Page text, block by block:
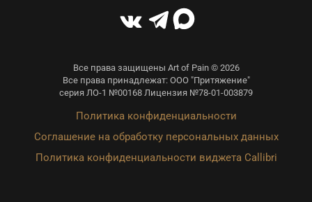
Все права защищены Art of Pain © 2026
Все права принадлежат: ООО "Притяжение"
серия ЛО-1 №00168 Лицензия №78-01-003879
Политика конфиденциальности
Соглашение на обработку персональных данных
Политика конфиденциальности виджета Callibri